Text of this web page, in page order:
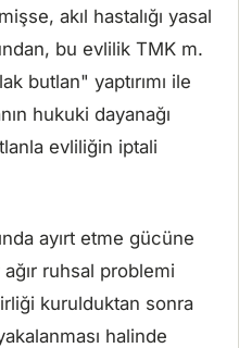
akıl hastalığı yasal
bu evlilik TMK m.
butlan" yaptırımı ile
hukuki dayanağı
evliliğin iptali
ayırt etme gücüne
ruhsal problemi
kurulduktan sonra
halinde